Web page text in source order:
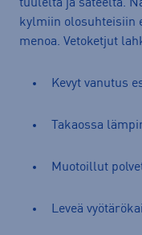
tuulelta ja sateelta.
kylmiin olosuhteisiin
menoa. Vetoketjut
Kevyt vanutus
Takaossa
Muotoillut
Leveä